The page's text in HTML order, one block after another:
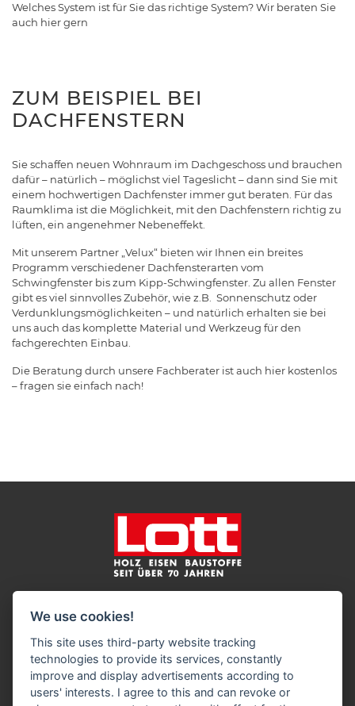
Welches System ist für Sie das richtige System? Wir beraten Sie
auch hier gern
ZUM BEISPIEL BEI
DACHFENSTERN
Sie schaffen neuen Wohnraum im Dachgeschoss und brauchen
dafür – natürlich – möglichst viel Tageslicht – dann sind Sie mit
einem hochwertigen Dachfenster immer gut beraten. Für das
Raumklima ist die Möglichkeit, mit den Dachfenstern richtig zu
lüften, ein angenehmer Nebeneffekt.
Mit unserem Partner „Velux“ bieten wir Ihnen ein breites
Programm verschiedener Dachfensterarten vom
Schwingfenster bis zum Kipp-Schwingfenster. Zu allen Fenster
gibt es viel sinnvolles Zubehör, wie z.B. Sonnenschutz oder
Verdunklungsmöglichkeiten – und natürlich erhalten sie bei
uns auch das komplette Material und Werkzeug für den
fachgerechten Einbau.
Die Beratung durch unsere Fachberater ist auch hier kostenlos
– fragen sie einfach nach!
Cookie-Einstellungen ändern
Harry Lott Baustoffe GmbH
Holz Eisen Baustoffe
Volksdorfer Weg 194
We use cookies!
This site uses third-party website tracking
technologies to provide its services, constantly
improve and display advertisements according to
users' interests. I agree to this and can revoke or